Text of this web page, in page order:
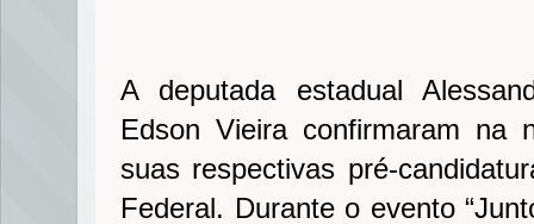
A deputada estadual
Edson Vieira confirmaram na
suas respectivas pré-
Federal. Durante o evento